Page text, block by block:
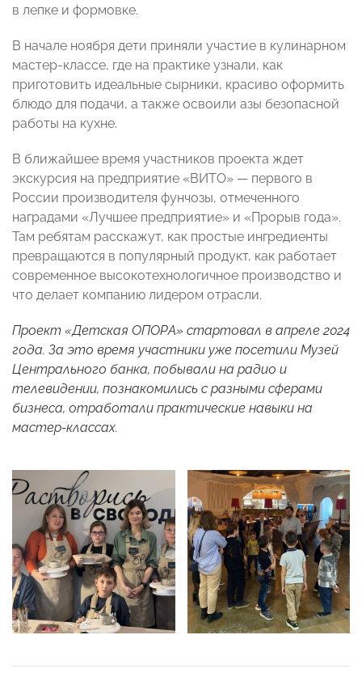
в лепке и формовке.
В начале ноября дети приняли участие в кулинарном
мастер-классе, где на практике узнали, как
приготовить идеальные сырники, красиво оформить
блюдо для подачи, а также освоили азы безопасной
работы на кухне.
В ближайшее время участников проекта ждет
экскурсия на предприятие «ВИТО» — первого в
России производителя фунчозы, отмеченного
наградами «Лучшее предприятие» и «Прорыв года».
Там ребятам расскажут, как простые ингредиенты
превращаются в популярный продукт, как работает
современное высокотехнологичное производство и
что делает компанию лидером отрасли.
Проект «Детская ОПОРА» стартовал в апреле 2024
года. За это время участники уже посетили Музей
Центрального банка, побывали на радио и
телевидении, познакомились с разными сферами
бизнеса, отработали практические навыки на
мастер-классах.